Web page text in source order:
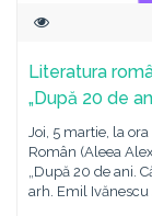
Literatura
„După 20 de
Joi, 5 martie, la
Român (Aleea
„După 20 de ani.
arh. Emil